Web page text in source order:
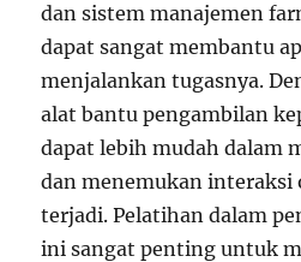
dan sistem manajemen
dapat sangat membantu
menjalankan tugasnya.
alat bantu pengambilan
dapat lebih mudah dalam
dan menemukan
terjadi. Pelatihan dalam
ini sangat penting untuk